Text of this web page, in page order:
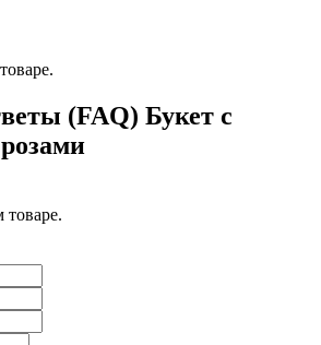
(FAQ) Букет с
товаре.